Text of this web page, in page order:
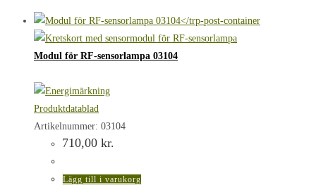
Modul för RF-sensorlampa 03104
Produktdatablad
Artikelnummer: 03104
710,00 kr.
Lägg till i varukorg